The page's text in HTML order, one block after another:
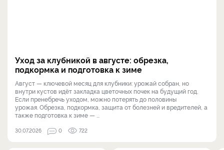
Уход за клубникой в августе: обрезка,
подкормка и подготовка к зиме
Август — ключевой месяц для клубники: урожай собран, но
внутри кустов идёт закладка цветочных почек на будущий год.
Если пренебречь уходом, можно потерять до половины
урожая. Обрезка, подкормка, защита от болезней и вредителей, а
также подготовка к зиме — ...
30.07.2026 0 722